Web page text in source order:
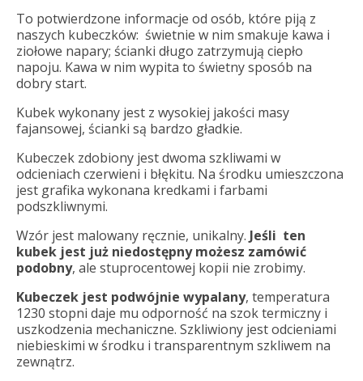
To potwierdzone informacje od osób, które piją z
naszych kubeczków: świetnie w nim smakuje kawa i
ziołowe napary; ścianki długo zatrzymują ciepło
napoju. Kawa w nim wypita to świetny sposób na
dobry start.
Kubek wykonany jest z wysokiej jakości masy
fajansowej, ścianki są bardzo gładkie.
Kubeczek zdobiony jest dwoma szkliwami w
odcieniach czerwieni i błękitu. Na środku umieszczona
jest grafika wykonana kredkami i farbami
podszkliwnymi.
Wzór jest malowany ręcznie, unikalny. Jeśli ten
kubek jest już niedostępny możesz zamówić
podobny, ale stuprocentowej kopii nie zrobimy.
Kubeczek jest podwójnie wypalany, temperatura
1230 stopni daje mu odporność na szok termiczny i
uszkodzenia mechaniczne. Szkliwiony jest odcieniami
niebieskimi w środku i transparentnym szkliwem na
zewnątrz.